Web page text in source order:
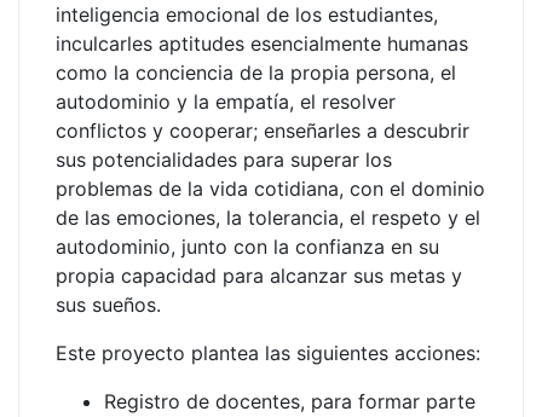
inteligencia emocional de los estudiantes,
inculcarles aptitudes esencialmente humanas
como la conciencia de la propia persona, el
autodominio y la empatía, el resolver
conflictos y cooperar; enseñarles a descubrir
sus potencialidades para superar los
problemas de la vida cotidiana, con el dominio
de las emociones, la tolerancia, el respeto y el
autodominio, junto con la confianza en su
propia capacidad para alcanzar sus metas y
sus sueños.
Este proyecto plantea las siguientes acciones:
Registro de docentes, para formar parte